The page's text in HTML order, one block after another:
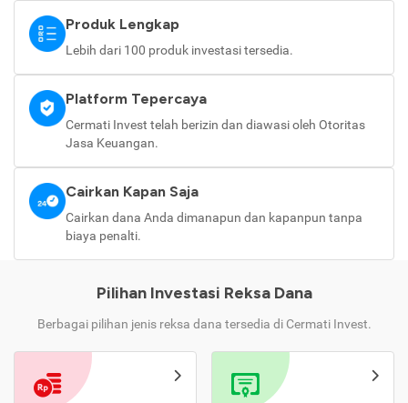
Produk Lengkap
Lebih dari 100 produk investasi tersedia.
Platform Tepercaya
Cermati Invest telah berizin dan diawasi oleh Otoritas
Jasa Keuangan.
Cairkan Kapan Saja
Cairkan dana Anda dimanapun dan kapanpun tanpa
biaya penalti.
Pilihan Investasi Reksa Dana
Berbagai pilihan jenis reksa dana tersedia di Cermati Invest.